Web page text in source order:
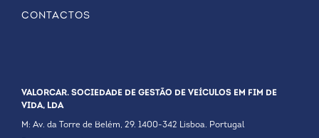
CONTACTOS
VALORCAR. SOCIEDADE DE GESTÃO DE VEÍCULOS EM FIM DE
VIDA, LDA
M: Av. da Torre de Belém, 29. 1400-342 Lisboa. Portugal